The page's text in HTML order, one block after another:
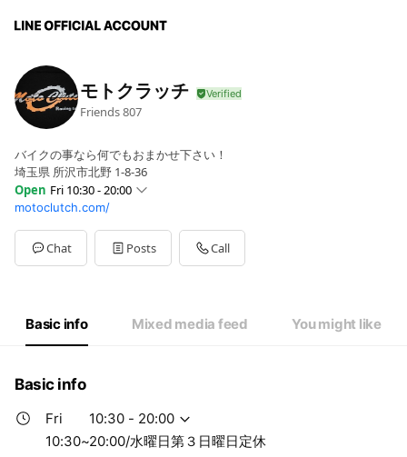
モトクラッチ
Friends807
バイクの事なら何でもおまかせ下さい！
埼玉県 所沢市北野 1-8-36
Open Fri 10:30 - 20:00
Sun10:30 - 20:00
Mon10:30 - 20:00
Tue10:30 - 20:00
Wed00:00 - 00:00
10:30 - 20:00
10:30~20:00/水曜日第３日曜日定休
motoclutch.com/
Chat Posts Call
Basic info Mixed media feed You might like
Basic info
Fri
10:30 - 20:00
10:30~20:00/水曜日第３日曜日定休